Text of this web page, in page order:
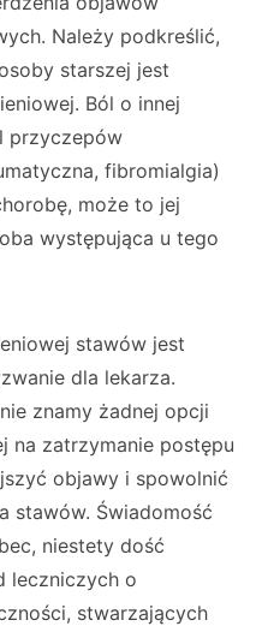
Należy podkreślić,
starszej jest
Ból o innej
przyczepów
fibromialgia)
może to jej
występująca u tego
stawów jest
dla lekarza.
znamy żadnej opcji
na zatrzymanie postępu
objawy i spowolnić
stawów. Świadomość
niestety dość
leczniczych o
stwarzających